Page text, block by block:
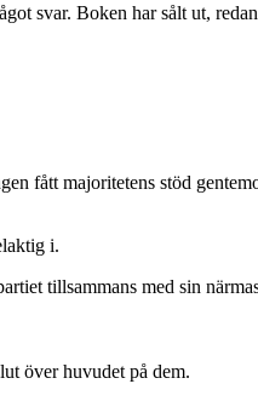
svar. Boken har sålt ut,
fått majoritetens stöd
i.
tillsammans med sin
över huvudet på dem.